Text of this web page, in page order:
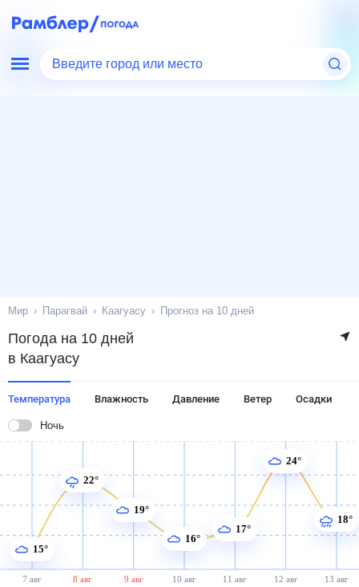
Введите город или место
Мир Парагвай Каагуасу Прогноз на 10 дней
Погода на 10 дней
в Каагуасу
Температура Влажность Давление Ветер Осадки
Ночь
7 авг 8 авг 9 авг 10 авг 11 авг 12 авг 13 авг
15°
22°
19°
16°
17°
24°
18°